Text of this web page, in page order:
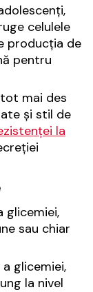
celulele
producția de
pentru
mai des
și stil de
la
glicemiei,
sau chiar
glicemiei,
la nivel